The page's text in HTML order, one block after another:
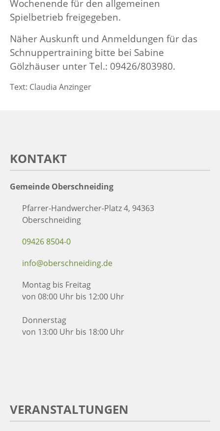
Wochenende für den allgemeinen
Spielbetrieb freigegeben.
Näher Auskunft und Anmeldungen für das
Schnuppertraining bitte bei Sabine
Gölzhäuser unter Tel.: 09426/803980.
Text: Claudia Anzinger
KONTAKT
Gemeinde Oberschneiding
Pfarrer-Handwercher-Platz 4, 94363
Oberschneiding
09426 8504-0
info@oberschneiding.de
Montag bis Freitag
von 08:00 Uhr bis 12:00 Uhr
Donnerstag
von 13:00 Uhr bis 18:00 Uhr
VERANSTALTUNGEN